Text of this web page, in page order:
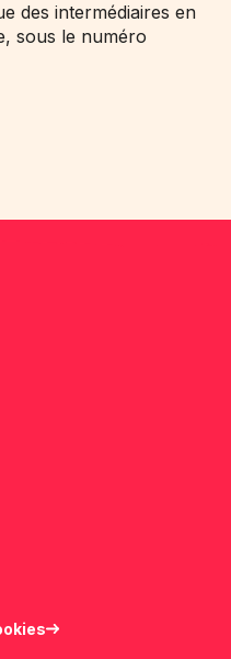
des intermédiaires en
sous le numéro